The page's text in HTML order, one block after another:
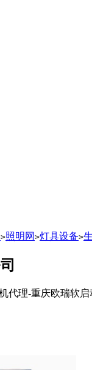
>照明网 >灯具设备>
代理-重庆欧瑞软启